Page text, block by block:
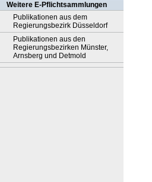
Weitere E-Pflichtsammlungen
Publikationen aus dem
Regierungsbezirk Düsseldorf
Publikationen aus den
Regierungsbezirken Münster,
Arnsberg und Detmold